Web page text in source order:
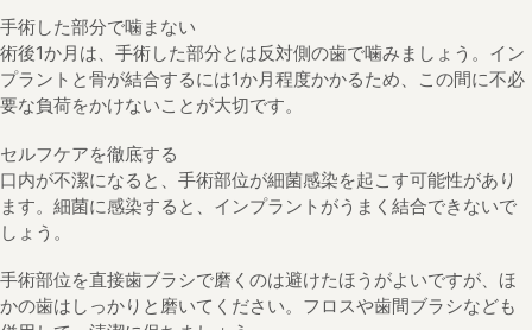
手術した部分で噛まない
術後1か月は、手術した部分とは反対側の歯で噛みましょう。イン
プラントと骨が結合するには1か月程度かかるため、この間に不必
要な負荷をかけないことが大切です。
セルフケアを徹底する
口内が不潔になると、手術部位が細菌感染を起こす可能性があり
ます。細菌に感染すると、インプラントがうまく結合できないで
しょう。
手術部位を直接歯ブラシで磨くのは避けたほうがよいですが、ほ
かの歯はしっかりと磨いてください。フロスや歯間ブラシなども